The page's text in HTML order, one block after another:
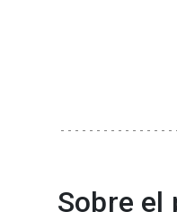
Sobre el